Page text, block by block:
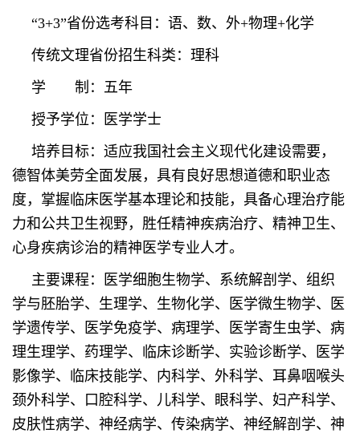
“3+3”省份选考科目：语、数、外+物理+化学
传统文理省份招生科类：理科
学 制：五年
授予学位：医学学士
培养目标：适应我国社会主义现代化建设需要，
德智体美劳全面发展，具有良好思想道德和职业态
度，掌握临床医学基本理论和技能，具备心理治疗能
力和公共卫生视野，胜任精神疾病治疗、精神卫生、
心身疾病诊治的精神医学专业人才。
主要课程：医学细胞生物学、系统解剖学、组织
学与胚胎学、生理学、生物化学、医学微生物学、医
学遗传学、医学免疫学、病理学、医学寄生虫学、病
理生理学、药理学、临床诊断学、实验诊断学、医学
影像学、临床技能学、内科学、外科学、耳鼻咽喉头
颈外科学、口腔科学、儿科学、眼科学、妇产科学、
皮肤性病学、神经病学、传染病学、神经解剖学、神